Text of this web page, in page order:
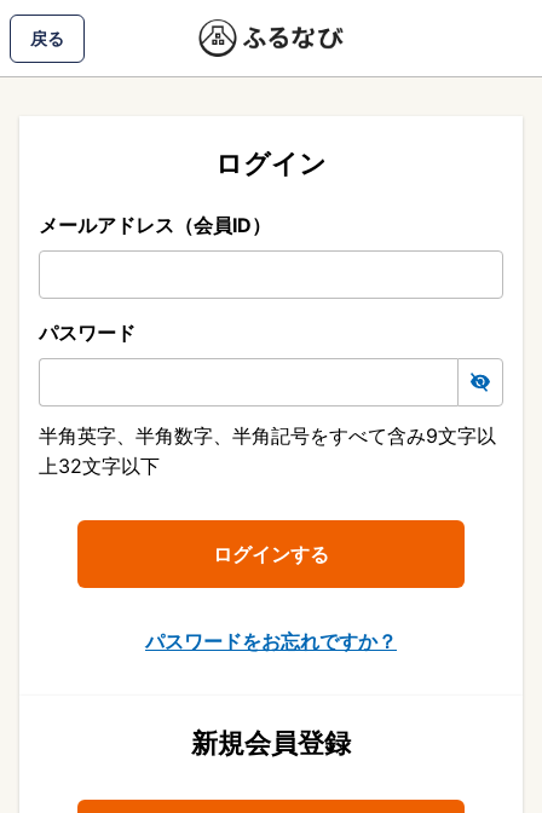
戻る
ログイン
メールアドレス（会員ID）
パスワード
半角英字、半角数字、半角記号をすべて含み9文字以
上32文字以下
パスワードをお忘れですか？
新規会員登録